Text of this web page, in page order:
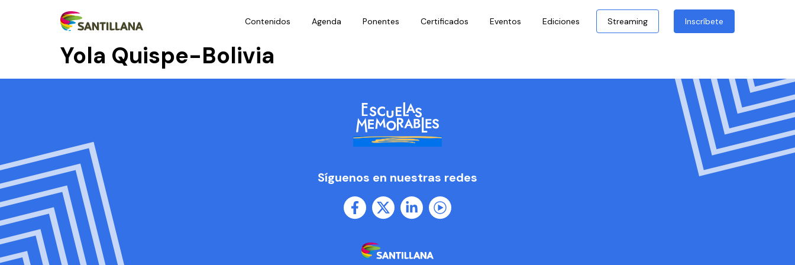
Contenidos Agenda Ponentes Certificados Eventos Ediciones Streaming Inscríbete
Yola Quispe-Bolivia
Síguenos en nuestras redes